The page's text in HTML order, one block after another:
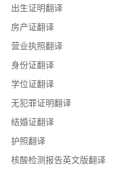
出生证明翻译
房产证翻译
营业执照翻译
身份证翻译
学位证翻译
无犯罪证明翻译
结婚证翻译
护照翻译
核酸检测报告英文版翻译